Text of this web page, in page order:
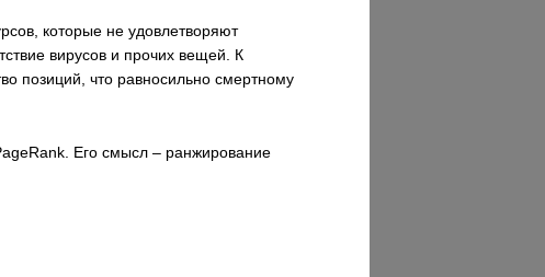
которые не удовлетворяют
вирусов и прочих вещей. К
позиций, что равносильно смертному
Его смысл – ранжирование